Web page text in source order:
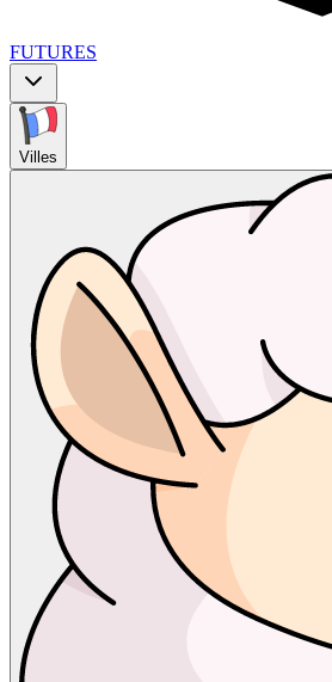
FUTURES
Villes